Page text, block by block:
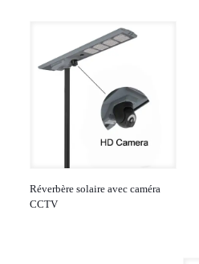
Réverbère solaire avec caméra
CCTV